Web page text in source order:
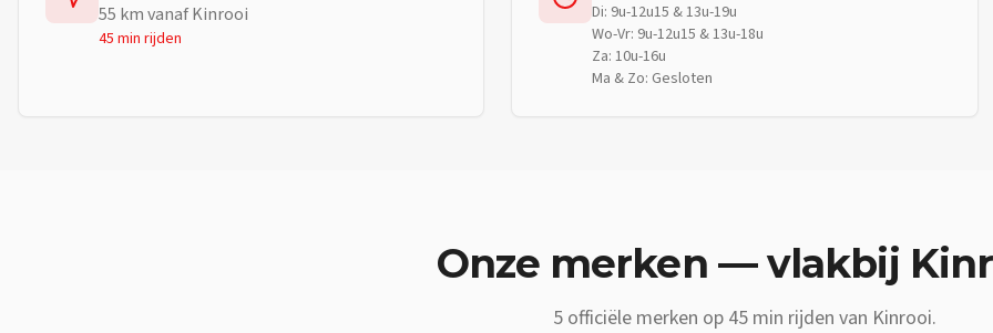
55 km vanafKinrooi
45 min rijden
Di: 9u-12u15 & 13u-19u
Wo-Vr: 9u-12u15 & 13u-18u
Za: 10u-16u
Ma & Zo: Gesloten
Onze merken — vlakbij
5 officiële merken op 45 min rijden van Kinrooi.